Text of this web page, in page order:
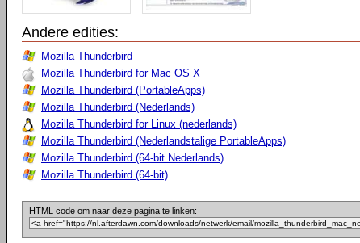
Andere edities:
Mozilla Thunderbird
Mozilla Thunderbird for Mac OS X
Mozilla Thunderbird (PortableApps)
Mozilla Thunderbird (Nederlands)
Mozilla Thunderbird for Linux (nederlands)
Mozilla Thunderbird (Nederlandstalige PortableApps)
Mozilla Thunderbird (64-bit Nederlands)
Mozilla Thunderbird (64-bit)
HTML code om naar deze pagina te linken: